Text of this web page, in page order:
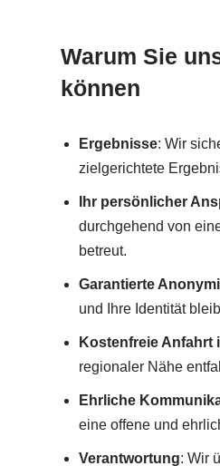
Warum Sie
können
Ergebnisse: Wir
zielgerichtete
Ihr persönlicher
durchgehend von
betreut.
Garantierte
und Ihre Identität
Kostenfreie Anfahrt
regionaler Nähe
Ehrliche
eine offene und
Verantwortung: Wir